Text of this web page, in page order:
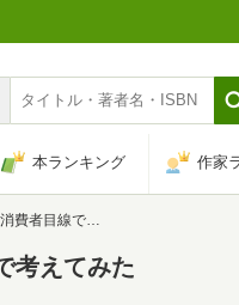
本ランキング 作家
線で考えてみた
考えてみた